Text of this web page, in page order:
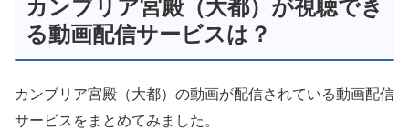
カンブリア宮殿（大都）が視聴でき
る動画配信サービスは？
カンブリア宮殿（大都）の動画が配信されている動画配信
サービスをまとめてみました。